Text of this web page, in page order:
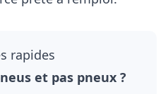
rapides
et pas pneux ?